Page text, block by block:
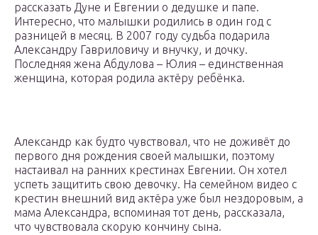
рассказать Дуне и Евгении о дедушке и папе.
Интересно, что малышки родились в один год с
разницей в месяц. В 2007 году судьба подарила
Александру Гавриловичу и внучку, и дочку.
Последняя жена Абдулова – Юлия – единственная
женщина, которая родила актёру ребёнка.
Александр как будто чувствовал, что не доживёт до
первого дня рождения своей малышки, поэтому
настаивал на ранних крестинах Евгении. Он хотел
успеть защитить свою девочку. На семейном видео с
крестин внешний вид актёра уже был нездоровым, а
мама Александра, вспоминая тот день, рассказала,
что чувствовала скорую кончину сына.